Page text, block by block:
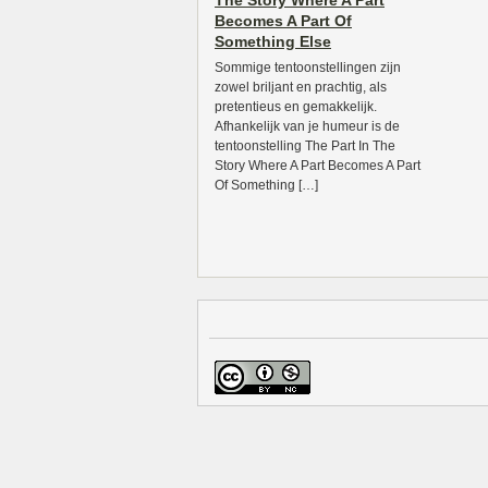
Becomes A Part Of
Something Else
Sommige tentoonstellingen zijn
zowel briljant en prachtig, als
pretentieus en gemakkelijk.
Afhankelijk van je humeur is de
tentoonstelling The Part In The
Story Where A Part Becomes A Part
Of Something […]